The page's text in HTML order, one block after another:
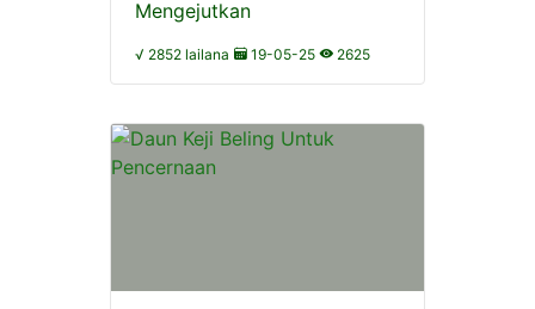
Mengejutkan
√ 2852 lailana 19-05-25 2625